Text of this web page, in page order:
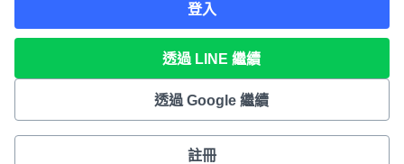
登入
透過 LINE 繼續
透過 Google 繼續
註冊